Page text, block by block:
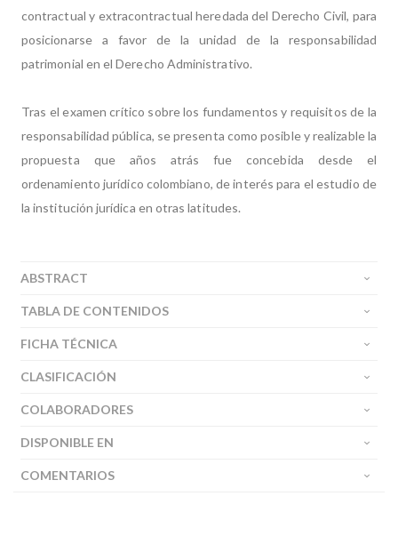
contractual y extracontractual heredada del Derecho Civil, para
posicionarse a favor de la unidad de la responsabilidad
patrimonial en el Derecho Administrativo.
Tras el examen crítico sobre los fundamentos y requisitos de la
responsabilidad pública, se presenta como posible y realizable la
propuesta que años atrás fue concebida desde el
ordenamiento jurídico colombiano, de interés para el estudio de
la institución jurídica en otras latitudes.
ABSTRACT
TABLA DE CONTENIDOS
FICHA TÉCNICA
CLASIFICACIÓN
COLABORADORES
DISPONIBLE EN
COMENTARIOS